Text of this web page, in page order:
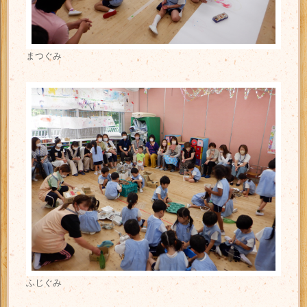
まつぐみ
ふじぐみ